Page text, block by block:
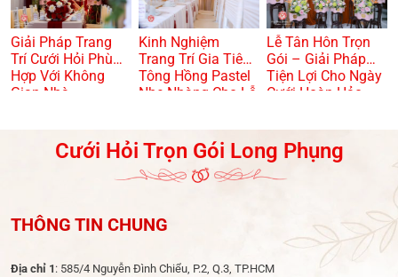
Giải Pháp Trang
Trí Cưới Hỏi Phù
Hợp Với Không
Gian Nhà
Kinh Nghiệm
Trang Trí Gia Tiên
Tông Hồng Pastel
Nhẹ Nhàng Cho Lễ
Lễ Tân Hôn Trọn
Gói – Giải Pháp
Tiện Lợi Cho Ngày
Cưới Hoàn Hảo
Cưới Hỏi Trọn Gói Long Phụng
THÔNG TIN CHUNG
Địa chỉ 1 : 585/4 Nguyễn Đình Chiểu, P.2, Q.3, TP.HCM